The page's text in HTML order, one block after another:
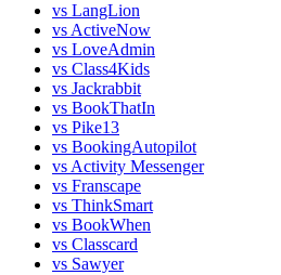
vs LangLion
vs ActiveNow
vs LoveAdmin
vs Class4Kids
vs Jackrabbit
vs BookThatIn
vs Pike13
vs BookingAutopilot
vs Activity Messenger
vs Franscape
vs ThinkSmart
vs BookWhen
vs Classcard
vs Sawyer